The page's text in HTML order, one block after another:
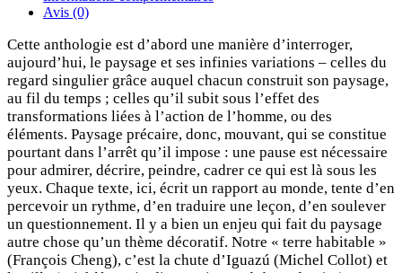
Avis (0)
Cette anthologie est d’abord une manière d’interroger,
aujourd’hui, le paysage et ses infinies variations – celles du
regard singulier grâce auquel chacun construit son paysage,
au fil du temps ; celles qu’il subit sous l’effet des
transformations liées à l’action de l’homme, ou des
éléments. Paysage précaire, donc, mouvant, qui se constitue
pourtant dans l’arrêt qu’il impose : une pause est nécessaire
pour admirer, décrire, peindre, cadrer ce qui est là sous les
yeux. Chaque texte, ici, écrit un rapport au monde, tente d’en
percevoir un rythme, d’en traduire une leçon, d’en soulever
un questionnement. Il y a bien un enjeu qui fait du paysage
autre chose qu’un thème décoratif. Notre « terre habitable »
(François Cheng), c’est la chute d’Iguazú (Michel Collot) et